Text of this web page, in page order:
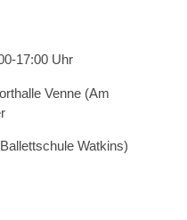
17:00 Uhr
Venne (Am
Watkins)